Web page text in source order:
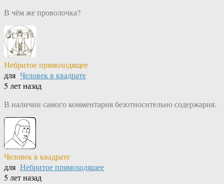
В чём же проволочка?
Небритое прямоходящее
для Человек в квадрате
5 лет назад
В наличии самого комментария безотносительно содержария.
Человек в квадрате
для Небритое прямоходящее
5 лет назад